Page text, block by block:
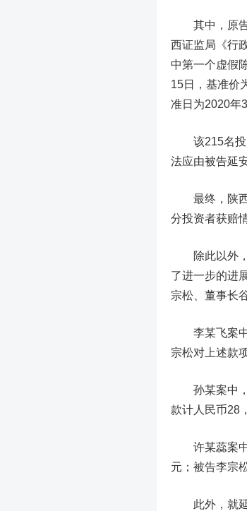
其中，原告
西证监局《行
中第一个虚假
15日，基准价
准日为2020年
该215名投资
法应由被告延
最终，陕西
分投资者获赔
除此以外，
了进一步的进
宗松、董事长
李某飞案中
宗松对上述款
孙某案中，
款计人民币28
许某蕊案中
元；被告李宗
此外，就延